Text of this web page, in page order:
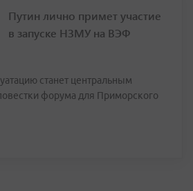
Путин лично примет участие
в запуске НЗМУ на ВЭФ
станет центральным
форума для Приморского